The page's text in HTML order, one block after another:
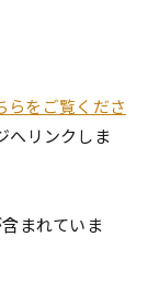
らをご覧くださ
へリンクしま
まれていま